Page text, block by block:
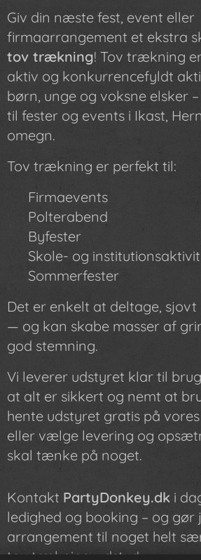
Giv din næste fest, event eller
firmaarrangement et ekstra
tov trækning! Tov trækning
aktiv og konkurrencefyldt
børn, unge og voksne elsker
til fester og events i Ikast,
omegn.
Tov trækning er perfekt til:
✔ Firmaevents
✔ Polterabend
✔ Byfester
✔ Skole- og
✔ Sommerfester
Det er enkelt at deltage,
— og kan skabe masser af
god stemning.
Vi leverer udstyret klar til
at alt er sikkert og nemt at
hente udstyret gratis på vores
eller vælge levering og
skal tænke på noget.
Kontakt PartyDonkey.dk i
ledighed og booking – og
arrangement til noget helt
tov trækning-udstyr!